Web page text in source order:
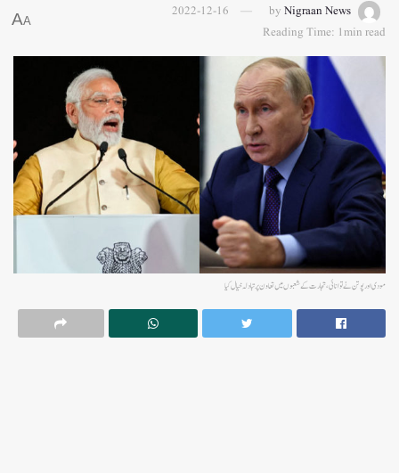
by Nigraan News
2022-12-16
Reading Time: 1min read
A
A
مودی اور پوتن نے توانائی، تجارت کے شعبوں میں تعاون پر تبادلہ خیال کیا